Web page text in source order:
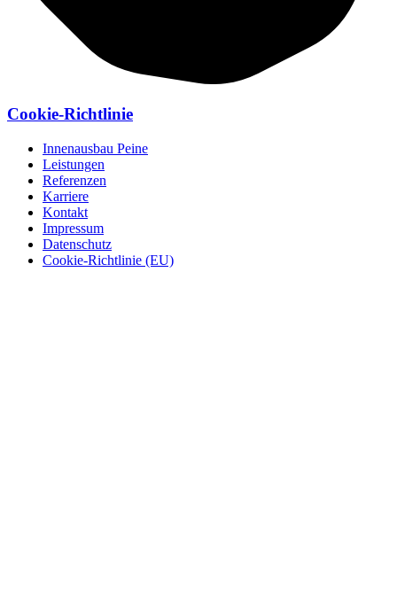
Cookie-Richtlinie
Innenausbau Peine
Leistungen
Referenzen
Karriere
Kontakt
Impressum
Datenschutz
Cookie-Richtlinie (EU)